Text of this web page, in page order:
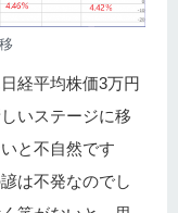
経平均株価3万円
いステージに移
と不自然です
は不発なのでし